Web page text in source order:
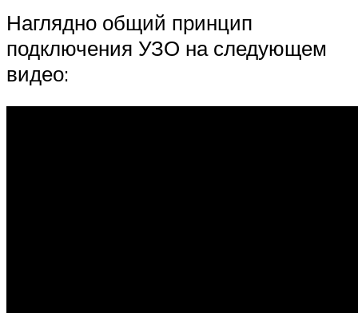
Наглядно общий принцип
подключения УЗО на следующем
видео: